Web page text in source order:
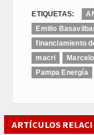
ETIQUETAS:
Emilio
financiamiento
macri
Pampa Energía
ARTÍCULOS